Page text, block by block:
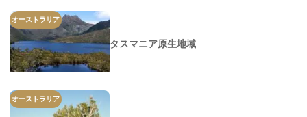
オーストラリア
タスマニア原生地域
オーストラリア